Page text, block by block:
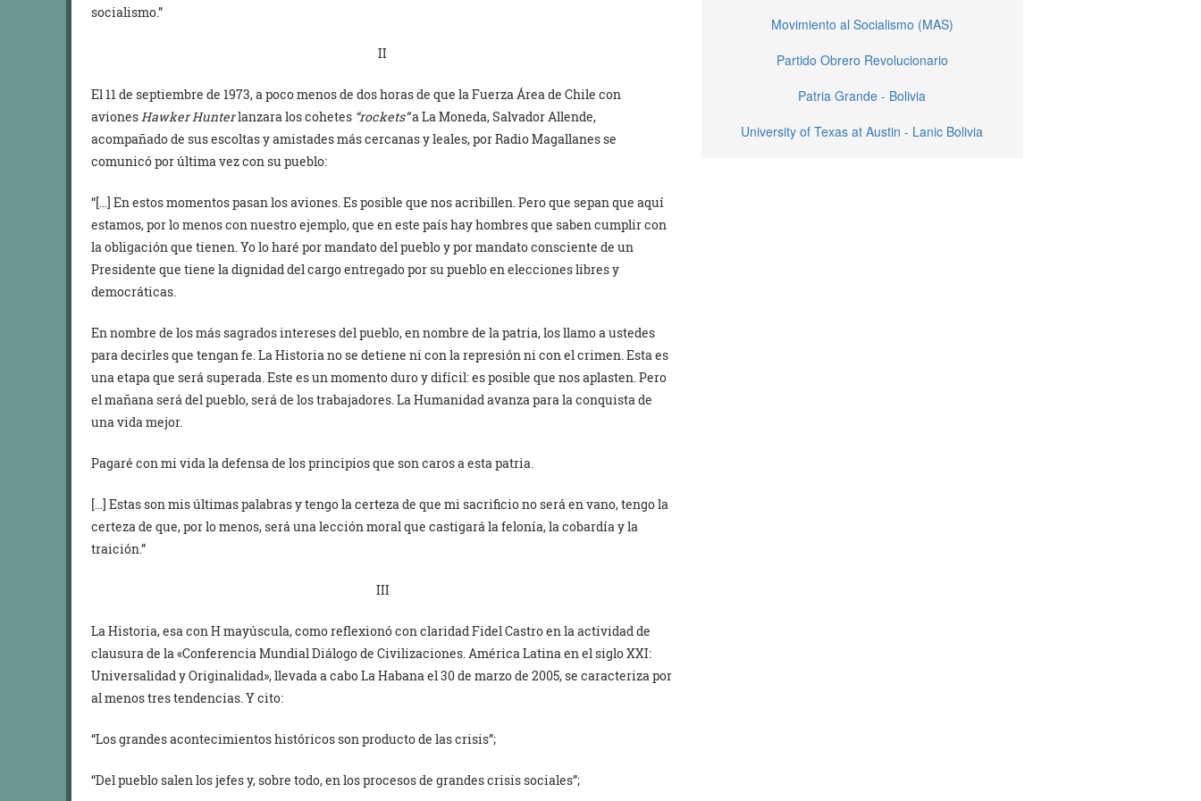
socialismo.”
II
El 11 de septiembre de 1973, a poco menos de dos horas de que la Fuerza Área de Chile con
avionesHawker Hunterlanzara los cohetes “rockets”a La Moneda, Salvador Allende,
acompañado de sus escoltas y amistades más cercanas y leales, por Radio Magallanes se
comunicó por última vez con su pueblo:
“[…] En estos momentos pasan los aviones. Es posible que nos acribillen. Pero que sepan que aquí
estamos, por lo menos con nuestro ejemplo, que en este país hay hombres que saben cumplir con
la obligación que tienen. Yo lo haré por mandato del pueblo y por mandato consciente de un
Presidente que tiene la dignidad del cargo entregado por su pueblo en elecciones libres y
democráticas.
En nombre de los más sagrados intereses del pueblo, en nombre de la patria, los llamo a ustedes
para decirles que tengan fe. La Historia no se detiene ni con la represión ni con el crimen. Esta es
una etapa que será superada. Este es un momento duro y difícil: es posible que nos aplasten. Pero
el mañana será del pueblo, será de los trabajadores. La Humanidad avanza para la conquista de
una vida mejor.
Pagaré con mi vida la defensa de los principios que son caros a esta patria.
[…] Estas son mis últimas palabras y tengo la certeza de que mi sacrificio no será en vano, tengo la
certeza de que, por lo menos, será una lección moral que castigará la felonía, la cobardía y la
traición.”
III
La Historia, esa con H mayúscula, como reflexionó con claridad Fidel Castro en la actividad de
clausura de la «Conferencia Mundial Diálogo de Civilizaciones. América Latina en el siglo XXI:
Universalidad y Originalidad», llevada a cabo La Habana el 30 de marzo de 2005, se caracteriza por
al menos tres tendencias. Y cito:
“Los grandes acontecimientos históricos son producto de las crisis”;
“Del pueblo salen los jefes y, sobre todo, en los procesos de grandes crisis sociales”;
Movimiento al Socialismo (MAS)
Partido Obrero Revolucionario
Patria Grande - Bolivia
University of Texas at Austin - Lanic Bolivia